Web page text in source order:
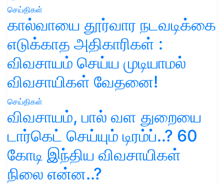
செய்திகள்
கால்வாயை தூர்வார நடவடிக்கை
எடுக்காத அதிகாரிகள் :
விவசாயம் செய்ய முடியாமல்
விவசாயிகள் வேதனை!
செய்திகள்
விவசாயம், பால் வள துறையை
டார்கெட் செய்யும் டிரம்ப்..? 60
கோடி இந்திய விவசாயிகள்
நிலை என்ன..?